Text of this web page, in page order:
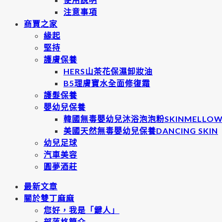
注意事項
商賈之家
緣起
堅持
護膚保養
HERS山茶花保濕卸妝油
B5理膚寶水全面修復霜
護髮保養
嬰幼兒保養
韓國無毒嬰幼兒沐浴泡泡粉
美國天然無毒嬰幼兒保養DANCING SKIN
幼兒足球
汽車美容
圓夢酒莊
最新文章
關於雙丁麻麻
您好，我是「鍵人」